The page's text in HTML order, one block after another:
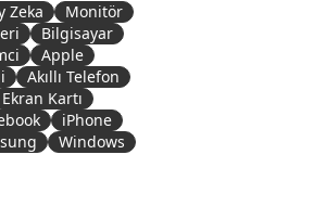
Zeka
Monitör
Bilgisayar
Apple
Akıllı Telefon
Ekran Kartı
iPhone
Windows